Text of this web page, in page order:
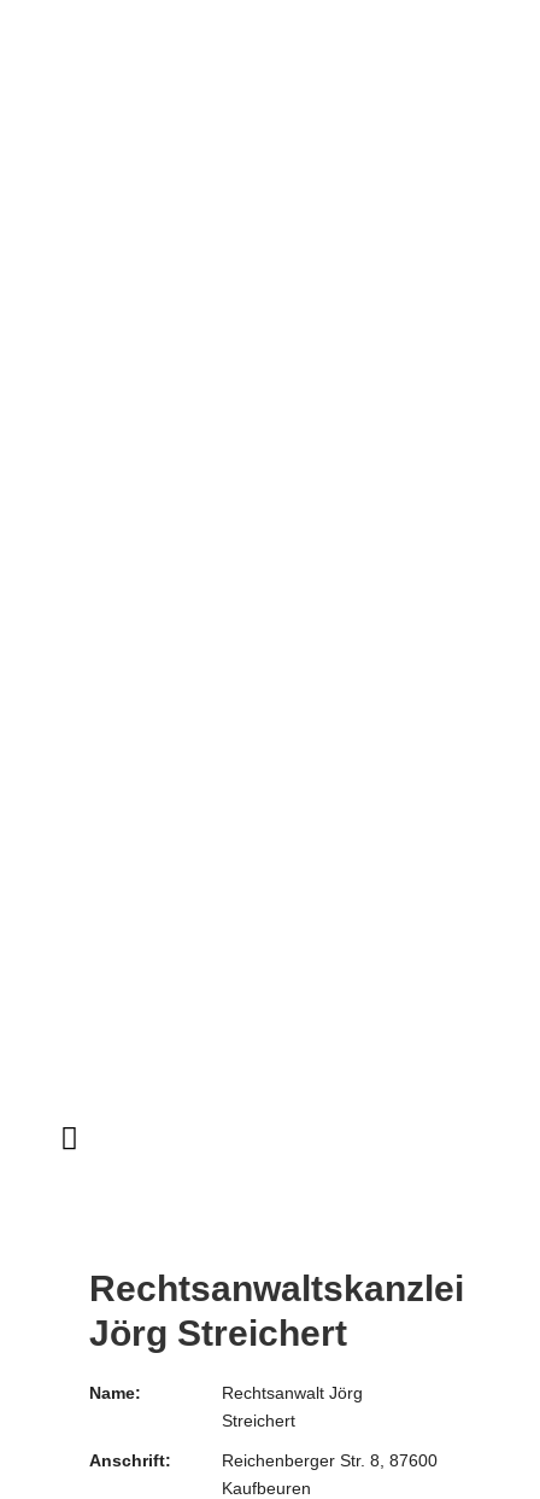
Rechtsanwaltskanzlei
Jörg Streichert
Name:
Rechtsanwalt Jörg
Streichert
Anschrift:
Reichenberger Str. 8, 87600
Kaufbeuren